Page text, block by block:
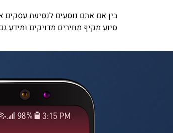
סיוע מקיף מחירים מדויקים ומידע